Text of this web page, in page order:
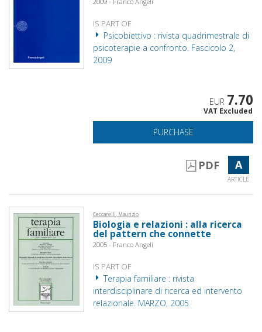
IS PART OF
Psicobiettivo : rivista quadrimestrale di
psicoterapie a confronto. Fascicolo 2,
2009
EUR 7.70
VAT Excluded
PURCHASE
PDF A
ARTICLE
Ceccarelli, Maurizio
Biologia e relazioni : alla ricerca
del pattern che connette
2005 - Franco Angeli
IS PART OF
Terapia familiare : rivista
interdisciplinare di ricerca ed intervento
relazionale. MARZO, 2005